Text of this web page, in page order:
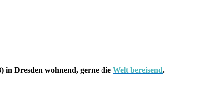
in Dresden wohnend, gerne die Welt bereisend.